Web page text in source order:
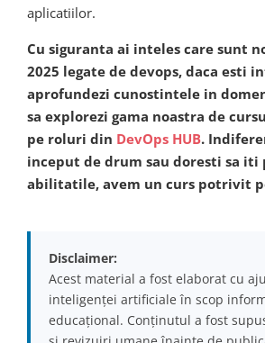
aplicatiilor.
Cu siguranta ai inteles care sunt
2025 legate de devops, daca esti
aprofundezi cunostintele in
sa explorezi gama noastra de
pe roluri din DevOps HUB.
inceput de drum sau doresti sa iti
abilitatile, avem un curs potrivit
Disclaimer:
Acest material a fost elaborat cu
inteligenței artificiale în scop
educațional. Conținutul a fost